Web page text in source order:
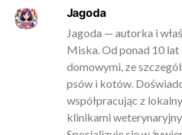
Jagoda
Jagoda — autorka i
Miska. Od ponad 10
domowymi, ze
psów i kotów.
współpracując z
klinikami